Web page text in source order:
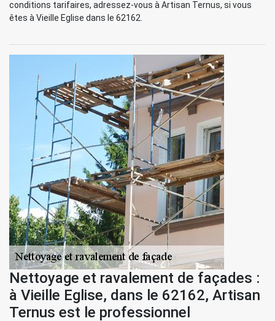
conditions tarifaires, adressez-vous à Artisan Ternus, si vous
êtes à Vieille Eglise dans le 62162.
Nettoyage et ravalement de façades :
à Vieille Eglise, dans le 62162, Artisan
Ternus est le professionnel